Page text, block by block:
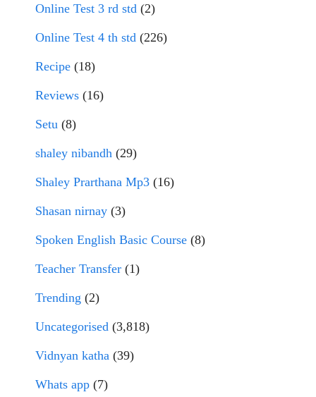
Online Test 3 rd std (2)
Online Test 4 th std (226)
Recipe (18)
Reviews (16)
Setu (8)
shaley nibandh (29)
Shaley Prarthana Mp3 (16)
Shasan nirnay (3)
Spoken English Basic Course (8)
Teacher Transfer (1)
Trending (2)
Uncategorised (3,818)
Vidnyan katha (39)
Whats app (7)